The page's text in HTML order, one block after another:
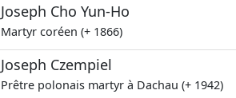
Joseph Cho Yun-Ho
Martyr coréen (+ 1866)
Joseph Czempiel
Prêtre polonais martyr à Dachau (+ 1942)